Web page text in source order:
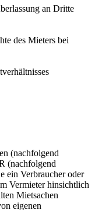
an Dritte
des Mieters bei
(nachfolgend
(nachfolgend
ein Verbraucher oder
Vermieter hinsichtlich
Mietsachen
eigenen